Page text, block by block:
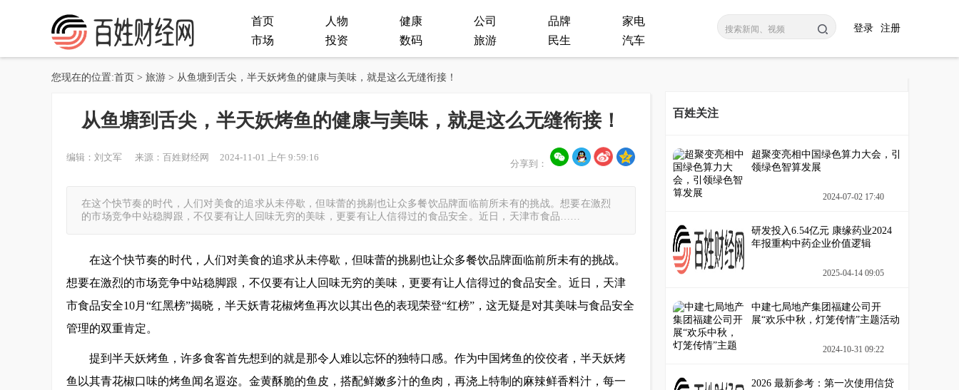
首页 人物 健康 公司 品牌
家电
市场
投资 数码 旅游 民生 汽车
注册
登录
您现在的位置:首页 > 旅游 > 从鱼塘到舌尖，半天妖烤鱼的健康与美味，就是这么无缝衔接！
从鱼塘到舌尖，半天妖烤鱼的健康与美味，就是这么无缝衔接！
编辑：刘文军 来源：百姓财经网 2024-11-01 上午 9:59:16
分享到：
在这个快节奏的时代，人们对美食的追求从未停歇，但味蕾的挑剔也让众多餐饮品牌面临前所未有的挑战。想要在激烈
的市场竞争中站稳脚跟，不仅要有让人回味无穷的美味，更要有让人信得过的食品安全。近日，天津市食品……
在这个快节奏的时代，人们对美食的追求从未停歇，但味蕾的挑剔也让众多餐饮品牌面临前所未有的挑战。
想要在激烈的市场竞争中站稳脚跟，不仅要有让人回味无穷的美味，更要有让人信得过的食品安全。近日，天津
市食品安全10月“红黑榜”揭晓，半天妖青花椒烤鱼再次以其出色的表现荣登“红榜”，这无疑是对其美味与食品安全
管理的双重肯定。
提到半天妖烤鱼，许多食客首先想到的就是那令人难以忘怀的独特口感。作为中国烤鱼的佼佼者，半天妖烤
鱼以其青花椒口味的烤鱼闻名遐迩。金黄酥脆的鱼皮，搭配鲜嫩多汁的鱼肉，再浇上特制的麻辣鲜香料汁，每一
百姓关注
超聚变亮相中国绿色算力大会，引
领绿色智算发展
2024-07-02 17:40
研发投入6.54亿元 康缘药业2024
年报重构中药企业价值逻辑
2025-04-14 09:05
中建七局地产集团福建公司开
展“欢乐中秋，灯笼传情”主题活动
2024-10-31 09:22
2026 最新参考：第一次使用信贷